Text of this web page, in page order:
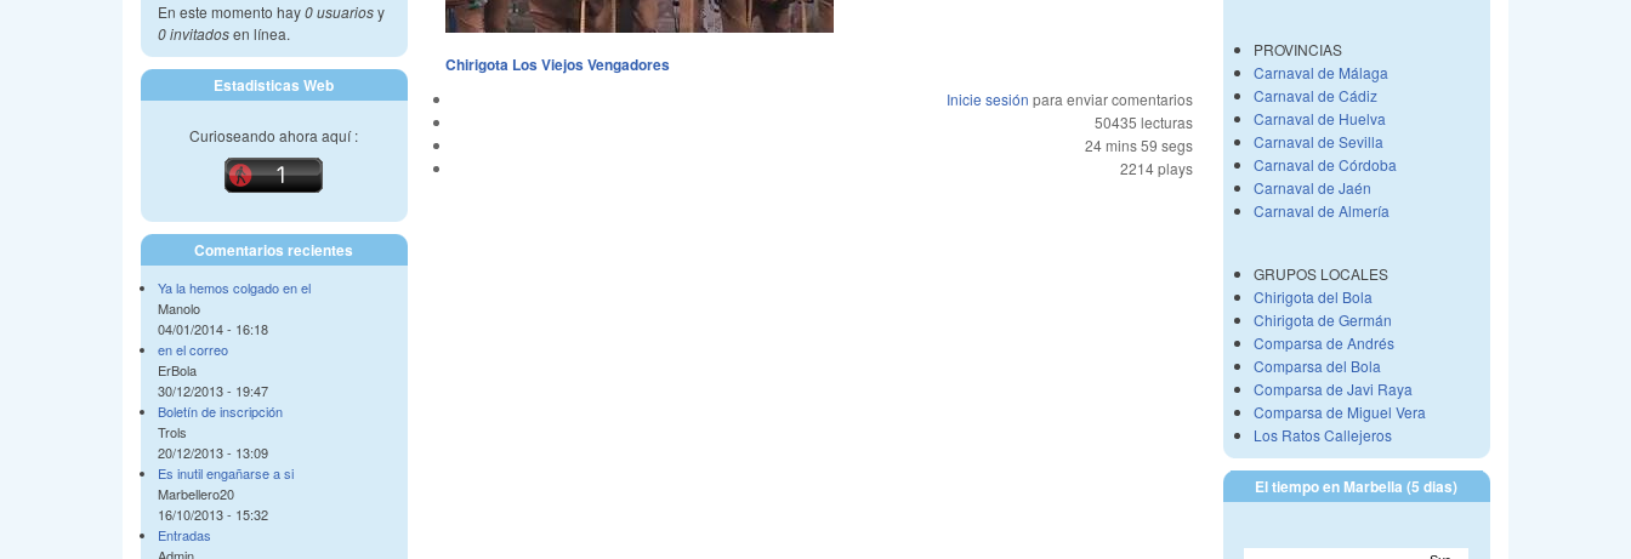
En este momento hay0 usuariosy
0 invitadosen línea.
Estadisticas Web
Curioseando ahora aquí :
Comentarios recientes
Ya la hemos colgado en el
Manolo
04/01/2014 - 16:18
en el correo
ErBola
30/12/2013 - 19:47
Boletín de inscripción
Trols
20/12/2013 - 13:09
Es inutil engañarse a si
Marbellero20
16/10/2013 - 15:32
Entradas
Chirigota Los Viejos Vengadores
Inicie sesión para enviar comentarios
50435 lecturas
24 mins 59 segs
2214 plays
PROVINCIAS
Carnaval de Málaga
Carnaval de Cádiz
Carnaval de Huelva
Carnaval de Sevilla
Carnaval de Córdoba
Carnaval de Jaén
Carnaval de Almería
GRUPOS LOCALES
Chirigota del Bola
Chirigota de Germán
Comparsa de Andrés
Comparsa del Bola
Comparsa de Javi Raya
Comparsa de Miguel Vera
Los Ratos Callejeros
El tiempo en Marbella (5 dias)